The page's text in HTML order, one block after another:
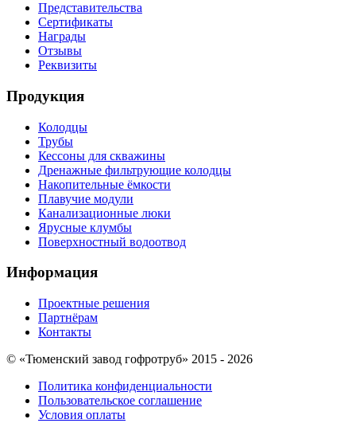
Представительства
Сертификаты
Награды
Отзывы
Реквизиты
Продукция
Колодцы
Трубы
Кессоны для скважины
Дренажные фильтрующие колодцы
Накопительные ёмкости
Плавучие модули
Канализационные люки
Ярусные клумбы
Поверхностный водоотвод
Информация
Проектные решения
Партнёрам
Контакты
© «Тюменский завод гофротруб» 2015 - 2026
Политика конфиденциальности
Пользовательское соглашение
Условия оплаты